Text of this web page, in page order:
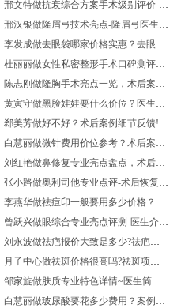
细节!医生擅长
邢文特做抗衰综合方案手术级别评价-抗
衰综合方案医生术后体验感受评价!医生
介绍|术后案例体验
邢汉银做隆眉弓技术亮点-隆眉弓医生术
后案例细节点评!术后恢复案例！医生介
绍
李发成做去眼袋哪家价格实惠？去眼袋
医生案例体验评价|医生优势盘点_术后
体验感受
杜丽丽做女性私密整形手术口碑测评，
女性私密整形医生体验过程评价|术后恢
复案例反馈-医生擅长
陈志刚做隆胸手术亮点一览，术后案例
日记分享,医生优势|隆胸医生案例细节
评价
黄寅守做黑脸娃娃要什么价位？医生简
介,恢复案例反馈|黑脸娃娃项目案例细
节评价
郄美芳做好不好？术后案例细节反馈!医
生案例体验评价,医生优势简介
白慧丽做微针费用价位参考？术后案例
变化反馈！医生实力盘点~微针项目案
例评价
刘红艳做鼻修复专业亮点盘点，术后体
验感受分享,鼻修复医生术后体验过程评
价_医生优势
张小路做奥利司他专业点评-术后恢复案
例!奥利司他项目术后恢复案例评价_医
生实力简介
李燕华做祛痘印一般要用多少价格？祛
痘印项目案例点评！医生详情，术后体
验感受分享
曾跃兴做眼综合专业亮点评测-医生介
绍-眼综合项目术后体验记录评价~术后
案例变化反馈
刘永波做祛疤报价大致是多少?祛疤医
生术后恢复案例点评!术后案例记录反馈
~医生信息
月子中心做祛斑价格很高吗?祛斑项目
术后案例细节评价！医生实力盘点~术
后案例日记反馈
邹家旋做肤质专业特色详情~医生简介_
肤质医生术后体验日记点评-恢复案例
白慧丽做玻尿酸要花多少费用？案例揭